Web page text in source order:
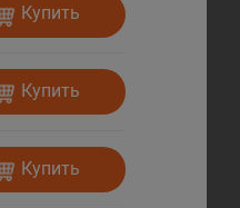
Купить
Купить
Купить